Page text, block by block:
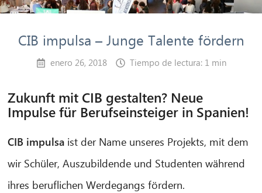
CIB impulsa – Junge Talente fördern
enero 26, 2018 Tiempo de lectura: 1 min
Zukunft mit CIB gestalten? Neue
Impulse für Berufseinsteiger in Spanien!
CIB impulsa ist der Name unseres Projekts, mit dem
wir Schüler, Auszubildende und Studenten während
ihres beruflichen Werdegangs fördern.